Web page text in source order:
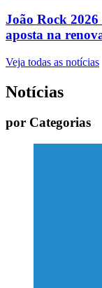
João Rock
aposta na
Veja todas as notícias
Notícias
por Categorias